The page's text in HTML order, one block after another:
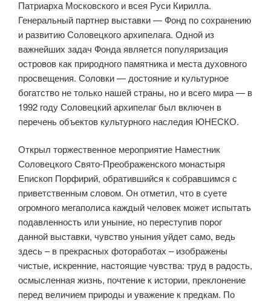
Патриарха Московского и всея Руси Кирилла.
Генеральный партнер выставки — Фонд по сохранению
и развитию Соловецкого архипелага. Одной из
важнейших задач Фонда является популяризация
островов как природного памятника и места духовного
просвещения. Соловки — достояние и культурное
богатство не только нашей страны, но и всего мира — в
1992 году Соловецкий архипелаг был включен в
перечень объектов культурного наследия ЮНЕСКО.
Открыл торжественное мероприятие Наместник
Соловецкого Свято-Преображенского монастыря
Епископ Порфирий, обратившийся к собравшимся с
приветственным словом. Он отметил, что в суете
огромного мегаполиса каждый человек может испытать
подавленность или уныние, но переступив порог
данной выставки, чувство уныния уйдет само, ведь
здесь – в прекрасных фотоработах – изображены
чистые, искренние, настоящие чувства: труд в радость,
осмысленная жизнь, почтение к истории, преклонение
перед величием природы и уважение к предкам. По